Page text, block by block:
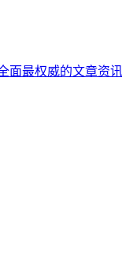
面最权威的文章资